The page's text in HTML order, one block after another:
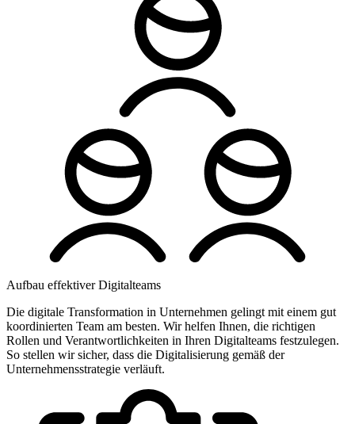
Aufbau effektiver Digitalteams
Die digitale Transformation in Unternehmen gelingt mit einem gut
koordinierten Team am besten. Wir helfen Ihnen, die richtigen
Rollen und Verantwortlichkeiten in Ihren Digitalteams festzulegen.
So stellen wir sicher, dass die Digitalisierung gemäß der
Unternehmensstrategie verläuft.